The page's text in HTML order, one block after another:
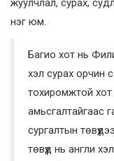
жуулчлал, сурах,
нэг юм.
Багио хот нь
хэл сурах орчин
тохиромжтой хот
амьсгалтайгаас
сургалтын
төвүүд нь англи